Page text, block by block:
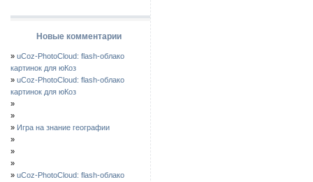
Новые комментарии
» uCoz-PhotoCloud: flash-облако
картинок для юКоз
» uCoz-PhotoCloud: flash-облако
картинок для юКоз
»
»
» Игра на знание географии
»
»
»
» uCoz-PhotoCloud: flash-облако